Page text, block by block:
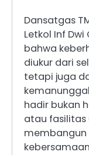
Dansatgas
Letkol Inf
bahwa
diukur dari
tetapi juga
hadir bukan
atau fasilitas
membangun